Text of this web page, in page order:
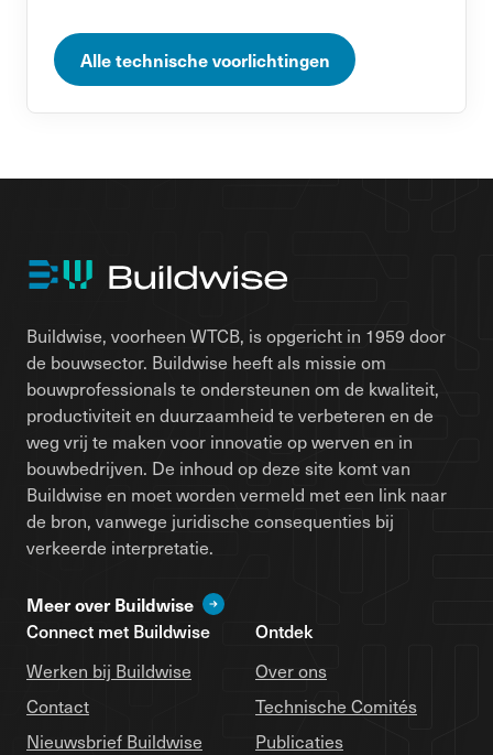
Alle technische voorlichtingen
Buildwise, voorheen WTCB, is opgericht in 1959 door
de bouwsector. Buildwise heeft als missie om
bouwprofessionals te ondersteunen om de kwaliteit,
productiviteit en duurzaamheid te verbeteren en de
weg vrij te maken voor innovatie op werven en in
bouwbedrijven. De inhoud op deze site komt van
Buildwise en moet worden vermeld met een link naar
de bron, vanwege juridische consequenties bij
verkeerde interpretatie.
Meer over Buildwise
Connect met Buildwise
Werken bij Buildwise
Contact
Nieuwsbrief Buildwise
Ontdek
Over ons
Technische Comités
Publicaties